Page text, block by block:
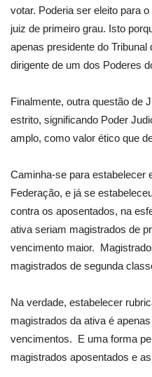
votar. Poderia ser eleito para
juiz de primeiro grau. Isto
apenas presidente do
dirigente de um dos Poderes
Finalmente, outra questão de
estrito, significando Poder
amplo, como valor ético que
Caminha-se para estabelecer
Federação, e já se
contra os aposentados, na
ativa seriam magistrados de
vencimento maior.
magistrados de segunda
Na verdade, estabelecer
magistrados da ativa é
vencimentos.
E uma forma
magistrados aposentados e